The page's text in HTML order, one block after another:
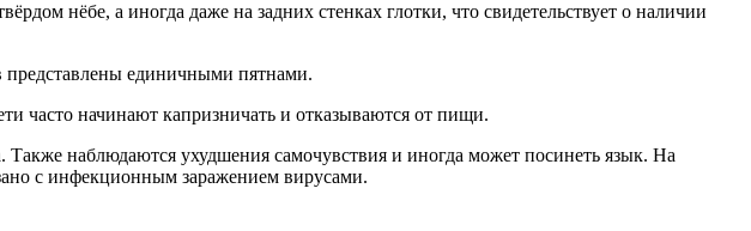
нёбе, а иногда даже на задних стенках глотки, что свидетельствует о наличии
единичными пятнами.
часто начинают капризничать и отказываются от пищи.
наблюдаются ухудшения самочувствия и иногда может посинеть язык. На
с инфекционным заражением вирусами.